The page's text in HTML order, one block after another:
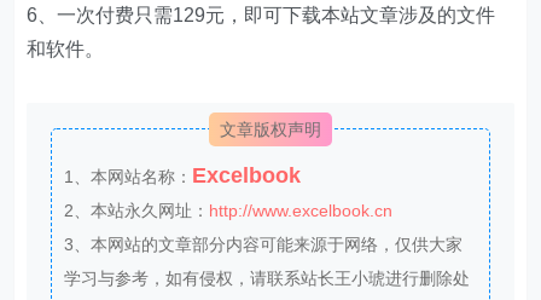
6、一次付费只需129元，即可下载本站文章涉及的文件
和软件。
文章版权声明
1、本网站名称： Excelbook
2、本站永久网址： http://www.excelbook.cn
3、本网站的文章部分内容可能来源于网络，仅供大家
学习与参考，如有侵权，请联系站长王小琥进行删除处